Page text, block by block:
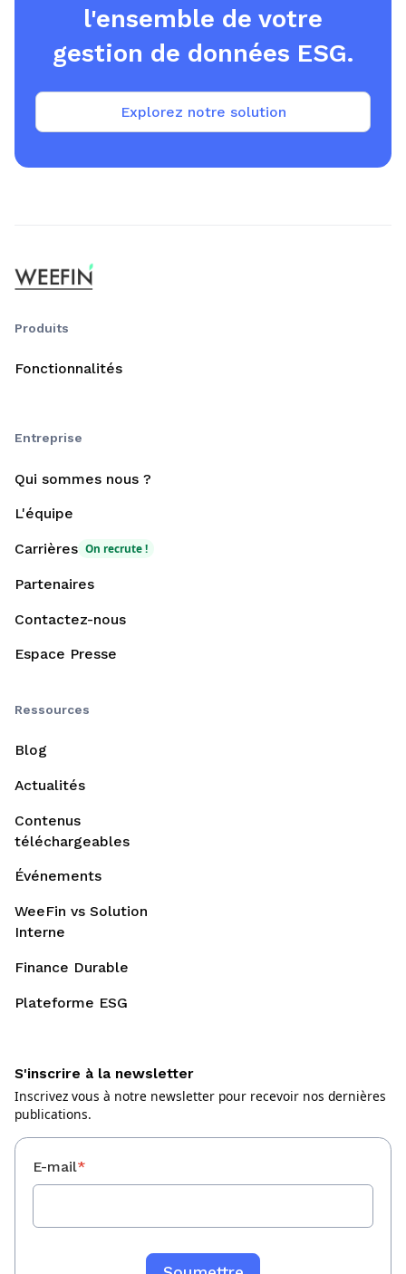
l'ensemble de votre
gestion de données ESG.
Explorez notre solution
Produits
Fonctionnalités
Entreprise
Qui sommes nous ?
L'équipe
Carrières On recrute !
Partenaires
Contactez-nous
Espace Presse
Ressources
Blog
Actualités
Contenus
téléchargeables
Événements
WeeFin vs Solution
Interne
Finance Durable
Plateforme ESG
S'inscrire à la newsletter
Inscrivez vous à notre newsletter pour recevoir nos dernières
publications.
E-mail*